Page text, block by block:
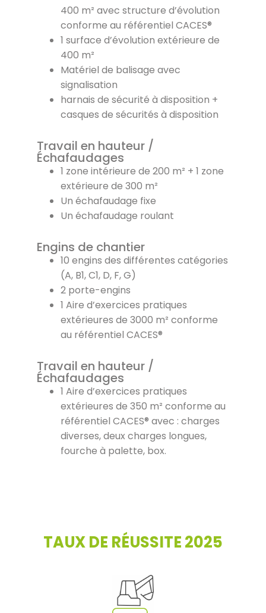
400 m² avec structure d’évolution
conforme au référentiel CACES®
1 surface d’évolution extérieure de
400 m²
Matériel de balisage avec
signalisation
harnais de sécurité à disposition +
casques de sécurités à disposition
Travail en hauteur /
Échafaudages
1 zone intérieure de 200 m² + 1 zone
extérieure de 300 m²
Un échafaudage fixe
Un échafaudage roulant
Engins de chantier
10 engins des différentes catégories
(A, B1, C1, D, F, G)
2 porte-engins
1 Aire d’exercices pratiques
extérieures de 3000 m² conforme
au référentiel CACES®
Travail en hauteur /
Échafaudages
1 Aire d’exercices pratiques
extérieures de 350 m² conforme au
référentiel CACES® avec : charges
diverses, deux charges longues,
fourche à palette, box.
TAUX DE RÉUSSITE 2025